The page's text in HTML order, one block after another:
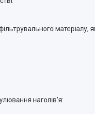
матеріалу,
наголів'я: